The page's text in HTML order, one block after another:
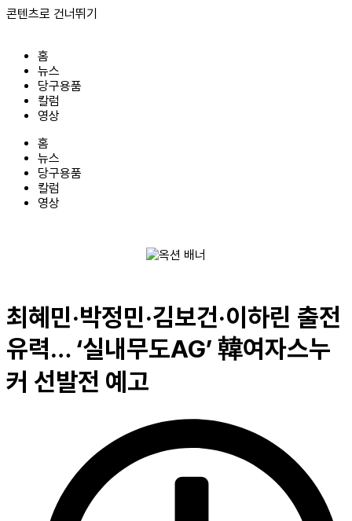
콘텐츠로 건너뛰기
홈
뉴스
당구용품
칼럼
영상
홈
뉴스
당구용품
칼럼
영상
최혜민·박정민·김보건·이하린 출전
유력… ‘실내무도AG’ 韓여자스누
커 선발전 예고